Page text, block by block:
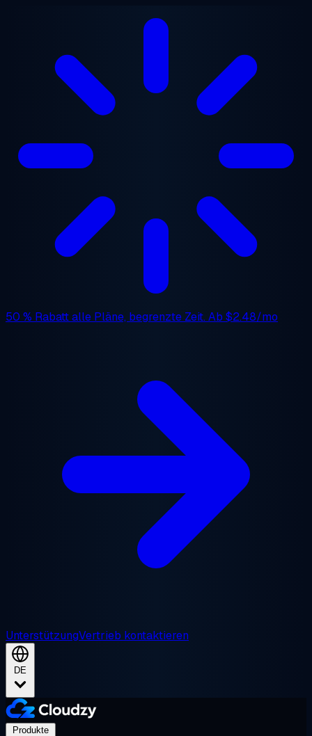
50 % Rabattalle Pläne, begrenzte Zeit. Ab $2.48/mo
UnterstützungVertrieb kontaktieren
DE